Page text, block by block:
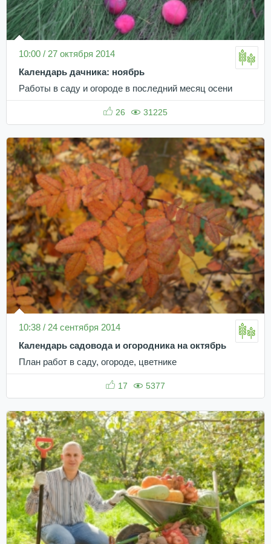
10:00 / 27 октября 2014
Календарь дачника: ноябрь
Работы в саду и огороде в последний месяц осени
26 31225
10:38 / 24 сентября 2014
Календарь садовода и огородника на октябрь
План работ в саду, огороде, цветнике
17 5377